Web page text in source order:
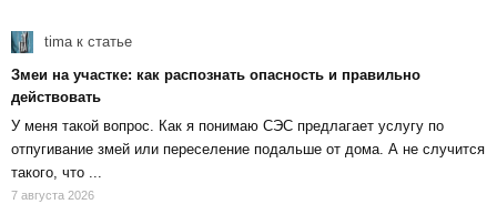
tima к статье
Змеи на участке: как распознать опасность и правильно
действовать
У меня такой вопрос. Как я понимаю СЭС предлагает услугу по
отпугивание змей или переселение подальше от дома. А не случится
такого, что ...
7 августа 2026